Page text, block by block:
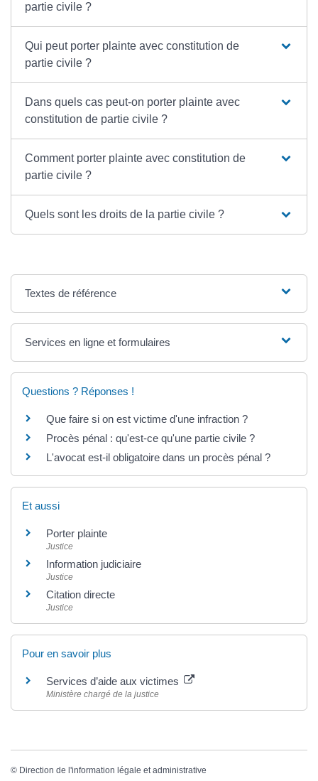
partie civile ?
Qui peut porter plainte avec constitution de
partie civile ?
Dans quels cas peut-on porter plainte avec
constitution de partie civile ?
Comment porter plainte avec constitution de
partie civile ?
Quels sont les droits de la partie civile ?
Textes de référence
Services en ligne et formulaires
Questions ? Réponses !
Que faire si on est victime d'une infraction ?
Procès pénal : qu'est-ce qu'une partie civile ?
L'avocat est-il obligatoire dans un procès pénal ?
Et aussi
Porter plainte
Justice
Information judiciaire
Justice
Citation directe
Justice
Pour en savoir plus
Services d’aide aux victimes
Ministère chargé de la justice
© Direction de l'information légale et administrative